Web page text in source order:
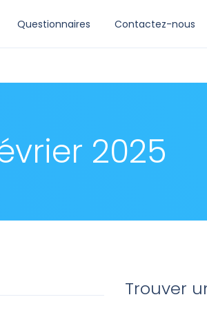
Questionnaires Contactez-nous
2025
Trouver